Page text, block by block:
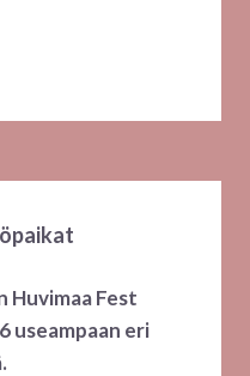
Huvimaa Fest
useampaan eri